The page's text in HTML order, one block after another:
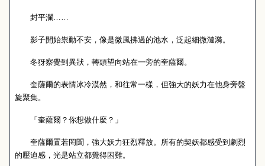
封平瀾……
影子開始祟動不安，像是微風拂過的池水，泛起細微漣漪。
冬犽察覺到異狀，轉頭望向站在一旁的奎薩爾。
奎薩爾的表情冰冷漠然，和往常一樣，但強大的妖力在他身旁盤
旋聚集。
「奎薩爾？你想做什麼？」
奎薩爾置若罔聞，強大妖力狂烈釋放。所有的契妖都感受到劇烈
的壓迫感，光是站立都覺得困難。